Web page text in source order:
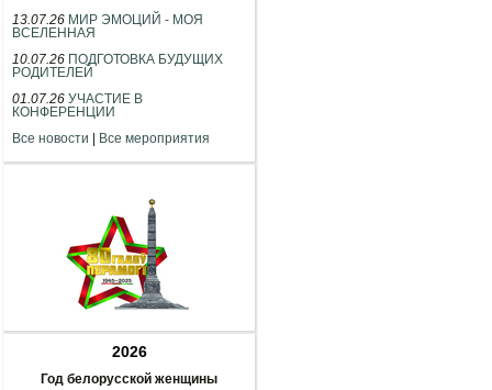
13.07.26 МИР ЭМОЦИЙ - МОЯ
ВСЕЛЕННАЯ
10.07.26 ПОДГОТОВКА БУДУЩИХ
РОДИТЕЛЕЙ
01.07.26 УЧАСТИЕ В
КОНФЕРЕНЦИИ
Все новости
Все мероприятия
2026
Год белорусской женщины